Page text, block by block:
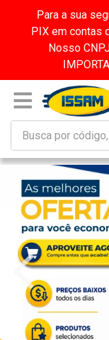
Para a sua
PIX em contas
Nosso